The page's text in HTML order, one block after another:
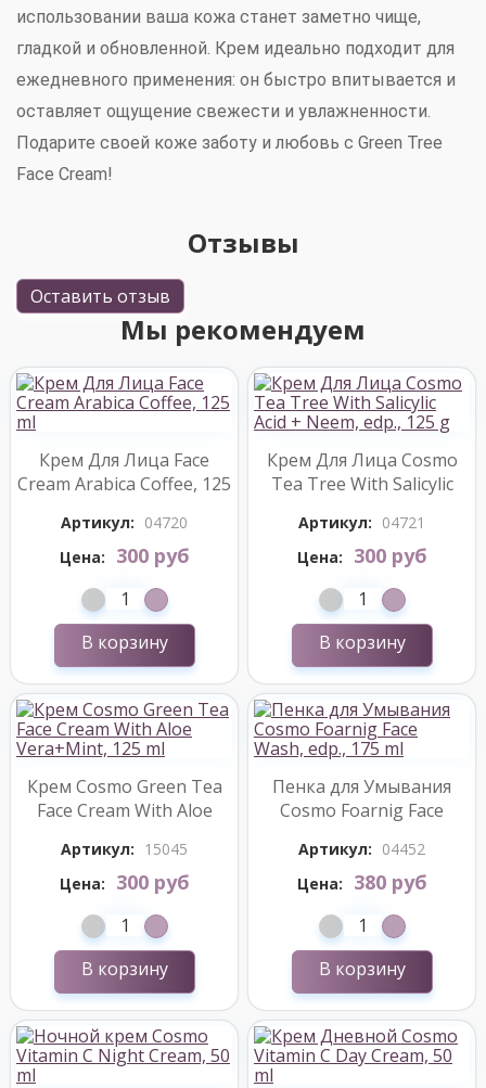
использовании ваша кожа станет заметно чище,
гладкой и обновленной. Крем идеально подходит для
ежедневного применения: он быстро впитывается и
оставляет ощущение свежести и увлажненности.
Подарите своей коже заботу и любовь с Green Tree
Face Cream!
Отзывы
Оставить отзыв
Мы рекомендуем
Крем Для Лица Face
Cream Arabica Coffee, 125
Артикул: 04720
Цена:
300 руб
В корзину
Крем Для Лица Cosmo
Tea Tree With Salicylic
Артикул: 04721
Цена:
300 руб
В корзину
Крем Cosmo Green Tea
Face Cream With Aloe
Артикул: 15045
Цена:
300 руб
В корзину
Пенка для Умывания
Cosmo Foarnig Face
Артикул: 04452
Цена:
380 руб
В корзину